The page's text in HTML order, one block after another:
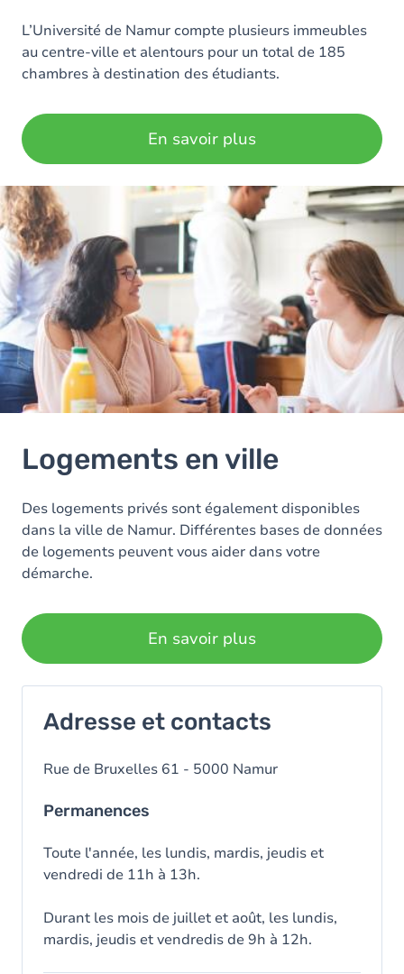
L’Université de Namur compte plusieurs immeubles
au centre-ville et alentours pour un total de 185
chambres à destination des étudiants.
En savoir plus
Image
Logements en ville
Des logements privés sont également disponibles
dans la ville de Namur. Différentes bases de données
de logements peuvent vous aider dans votre
démarche.
En savoir plus
Adresse et contacts
Rue de Bruxelles 61 - 5000 Namur
Permanences
Toute l'année, les lundis, mardis, jeudis et
vendredi de 11h à 13h.
Durant les mois de juillet et août, les lundis,
mardis, jeudis et vendredis de 9h à 12h.